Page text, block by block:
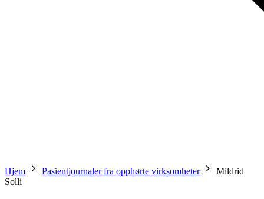
Hjem Pasientjournaler fra opphørte virksomheter
Mildrid
Solli